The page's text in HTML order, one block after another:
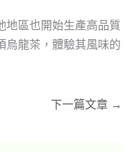
地區也開始生產高品質
烏龍茶，體驗其風味的
下一篇文章 →